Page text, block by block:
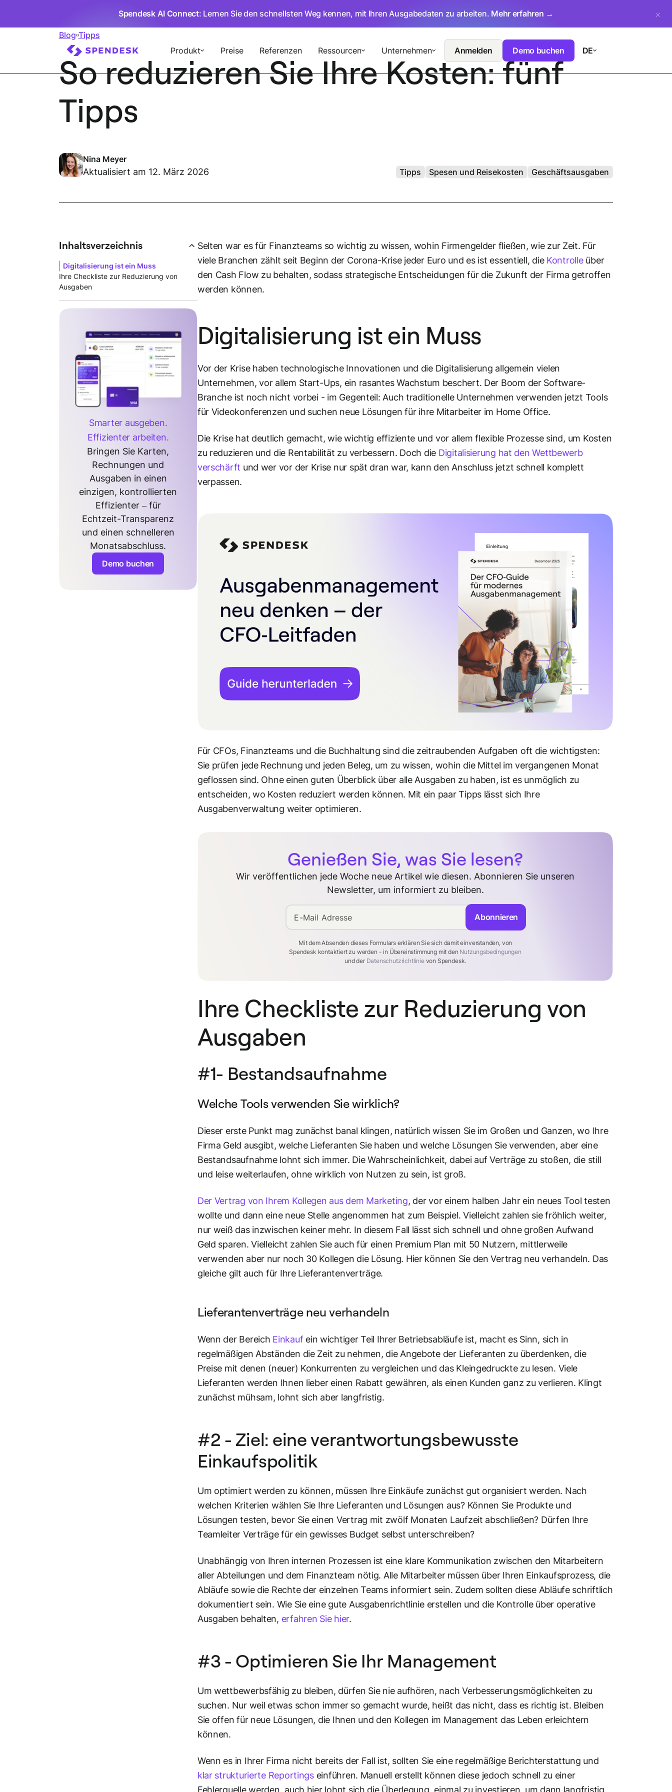
Spendesk AI Connect: Lernen Sie den schnellsten Weg kennen, mit Ihren Ausgabedaten zu arbeiten. Mehr erfahren →
Produkt Preise Referenzen Ressourcen Unternehmen Anmelden Demo buchen DE
Blog Tipps
So reduzieren Sie Ihre Kosten: fünf
Tipps
Nina Meyer
Aktualisiert am 12. März 2026 Tipps Spesen und Reisekosten Geschäftsausgaben
Selten war es für Finanzteams so wichtig zu wissen, wohin Firmengelder fließen, wie zur Zeit. Für
viele Branchen zählt seit Beginn der Corona-Krise jeder Euro und es ist essentiell, die Kontrolleüber
den Cash Flow zu behalten, sodass strategische Entscheidungen für die Zukunft der Firma getroffen
werden können.
Digitalisierung ist ein Muss
Vor der Krise haben technologische Innovationen und die Digitalisierung allgemein vielen
Unternehmen, vor allem Start-Ups, ein rasantes Wachstum beschert. Der Boom der Software-
Branche ist noch nicht vorbei - im Gegenteil: Auch traditionelle Unternehmen verwenden jetzt Tools
für Videokonferenzen und suchen neue Lösungen für ihre Mitarbeiter im Home Office.
Die Krise hat deutlich gemacht, wie wichtig effiziente und vor allem flexible Prozesse sind, um Kosten
zu reduzieren und die Rentabilität zu verbessern. Doch die Digitalisierung hat den Wettbewerb
verschärft und wer vor der Krise nur spät dran war, kann den Anschluss jetzt schnell komplett
verpassen.
Für CFOs, Finanzteams und die Buchhaltung sind die zeitraubenden Aufgaben oft die wichtigsten:
Sie prüfen jede Rechnung und jeden Beleg, um zu wissen, wohin die Mittel im vergangenen Monat
geflossen sind. Ohne einen guten Überblick über alle Ausgaben zu haben, ist es unmöglich zu
entscheiden, wo Kosten reduziert werden können. Mit ein paar Tipps lässt sich Ihre
Ausgabenverwaltung weiter optimieren.
Genießen Sie, was Sie lesen?
Wir veröffentlichen jede Woche neue Artikel wie diesen. Abonnieren Sie unseren
Newsletter, um informiert zu bleiben.
E-Mail Adresse
Mit dem Absenden dieses Formulars erklären Sie sich damit einverstanden, von
Spendesk kontaktiert zu werden - in Übereinstimmung mit den Nutzungsbedingungen
und der Datenschutzrichtlinievon Spendesk.
Abonnieren
Ihre Checkliste zur Reduzierung von
Ausgaben
#1- Bestandsaufnahme
Welche Tools verwenden Sie wirklich?
Dieser erste Punkt mag zunächst banal klingen, natürlich wissen Sie im Großen und Ganzen, wo Ihre
Firma Geld ausgibt, welche Lieferanten Sie haben und welche Lösungen Sie verwenden, aber eine
Bestandsaufnahme lohnt sich immer. Die Wahrscheinlichkeit, dabei auf Verträge zu stoßen, die still
und leise weiterlaufen, ohne wirklich von Nutzen zu sein, ist groß.
Der Vertrag von Ihrem Kollegen aus dem Marketing, der vor einem halben Jahr ein neues Tool testen
wollte und dann eine neue Stelle angenommen hat zum Beispiel. Vielleicht zahlen sie fröhlich weiter,
nur weiß das inzwischen keiner mehr. In diesem Fall lässt sich schnell und ohne großen Aufwand
Geld sparen. Vielleicht zahlen Sie auch für einen Premium Plan mit 50 Nutzern, mittlerweile
verwenden aber nur noch 30 Kollegen die Lösung. Hier können Sie den Vertrag neu verhandeln. Das
gleiche gilt auch für Ihre Lieferantenverträge.
Lieferantenverträge neu verhandeln
Wenn der Bereich Einkauf ein wichtiger Teil Ihrer Betriebsabläufe ist, macht es Sinn, sich in
regelmäßigen Abständen die Zeit zu nehmen, die Angebote der Lieferanten zu überdenken, die
Preise mit denen (neuer) Konkurrenten zu vergleichen und das Kleingedruckte zu lesen. Viele
Lieferanten werden Ihnen lieber einen Rabatt gewähren, als einen Kunden ganz zu verlieren. Klingt
zunächst mühsam, lohnt sich aber langfristig.
#2 - Ziel: eine verantwortungsbewusste
Einkaufspolitik
Um optimiert werden zu können, müssen Ihre Einkäufe zunächst gut organisiert werden. Nach
welchen Kriterien wählen Sie Ihre Lieferanten und Lösungen aus? Können Sie Produkte und
Lösungen testen, bevor Sie einen Vertrag mit zwölf Monaten Laufzeit abschließen? Dürfen Ihre
Teamleiter Verträge für ein gewisses Budget selbst unterschreiben?
Unabhängig von Ihren internen Prozessen ist eine klare Kommunikation zwischen den Mitarbeitern
aller Abteilungen und dem Finanzteam nötig. Alle Mitarbeiter müssen über Ihren Einkaufsprozess, die
Abläufe sowie die Rechte der einzelnen Teams informiert sein. Zudem sollten diese Abläufe schriftlich
dokumentiert sein. Wie Sie eine gute Ausgabenrichtlinie erstellen und die Kontrolle über operative
Ausgaben behalten, erfahren Sie hier.
#3 - Optimieren Sie Ihr Management
Um wettbewerbsfähig zu bleiben, dürfen Sie nie aufhören, nach Verbesserungsmöglichkeiten zu
suchen. Nur weil etwas schon immer so gemacht wurde, heißt das nicht, dass es richtig ist. Bleiben
Sie offen für neue Lösungen, die Ihnen und den Kollegen im Management das Leben erleichtern
können.
Wenn es in Ihrer Firma nicht bereits der Fall ist, sollten Sie eine regelmäßige Berichterstattung und
klar strukturierte Reportingseinführen. Manuell erstellt können diese jedoch schnell zu einer
Fehlerquelle werden, auch hier lohnt sich die Überlegung, einmal zu investieren, um dann langfristig
Inhaltsverzeichnis
Digitalisierung ist ein Muss
Ihre Checkliste zur Reduzierung von
Ausgaben
Smarter ausgeben.
Effizienter arbeiten.
Bringen Sie Karten,
Rechnungen und
Ausgaben in einen
einzigen, kontrollierten
Effizienter – für
Echtzeit-Transparenz
und einen schnelleren
Monatsabschluss.
Demo buchen